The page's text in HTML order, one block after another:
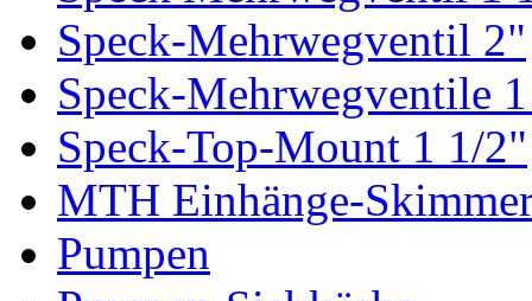
Speck-Mehrwegventil 2"
Speck-Mehrwegventile
Speck-Top-Mount 1 1/2"
MTH Einhänge-
Pumpen